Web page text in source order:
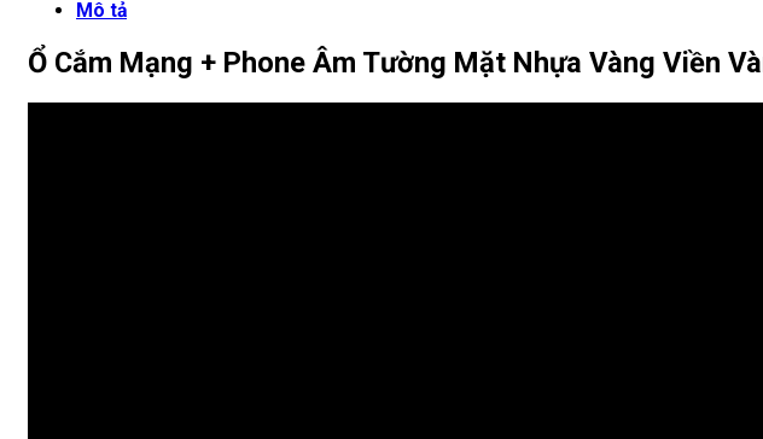
Mô tả
Ổ Cắm Mạng + Phone Âm Tường Mặt Nhựa Vàng Viền